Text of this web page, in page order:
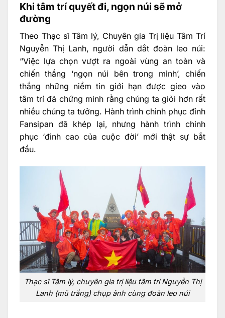
Khi tâm trí quyết đi, ngọn núi sẽ mở
đường
Theo Thạc sĩ Tâm lý, Chuyên gia Trị liệu Tâm Trí
Nguyễn Thị Lanh, người dẫn dắt đoàn leo núi:
“Việc lựa chọn vượt ra ngoài vùng an toàn và
chiến thắng ‘ngọn núi bên trong mình’, chiến
thắng những niềm tin giới hạn được gieo vào
tâm trí đã chứng minh rằng chúng ta giỏi hơn rất
nhiều chúng ta tưởng. Hành trình chinh phục đỉnh
Fansipan đã khép lại, nhưng hành trình chinh
phục ‘đỉnh cao của cuộc đời’ mới thật sự bắt
đầu.
Thạc sĩ Tâm lý, chuyên gia trị liệu tâm trí Nguyễn Thị
Lanh (mũ trắng) chụp ảnh cùng đoàn leo núi